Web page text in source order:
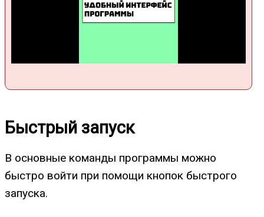
Быстрый запуск
В основные команды программы можно
быстро войти при помощи кнопок быстрого
запуска.